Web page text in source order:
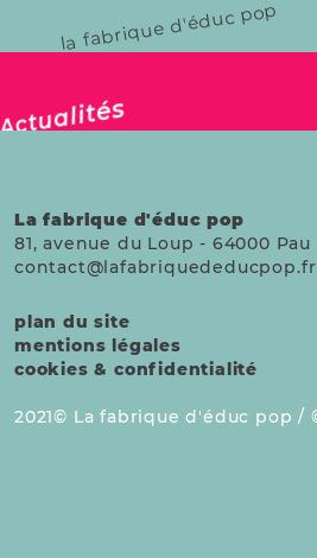
la fabrique d'éduc pop
La fabrique d'éduc pop
81, avenue du Loup - 64000 Pau
contact@lafabriquededucpop.fr
plan du site
mentions légales
cookies & confidentialité
2021 La fabrique d'éduc pop /